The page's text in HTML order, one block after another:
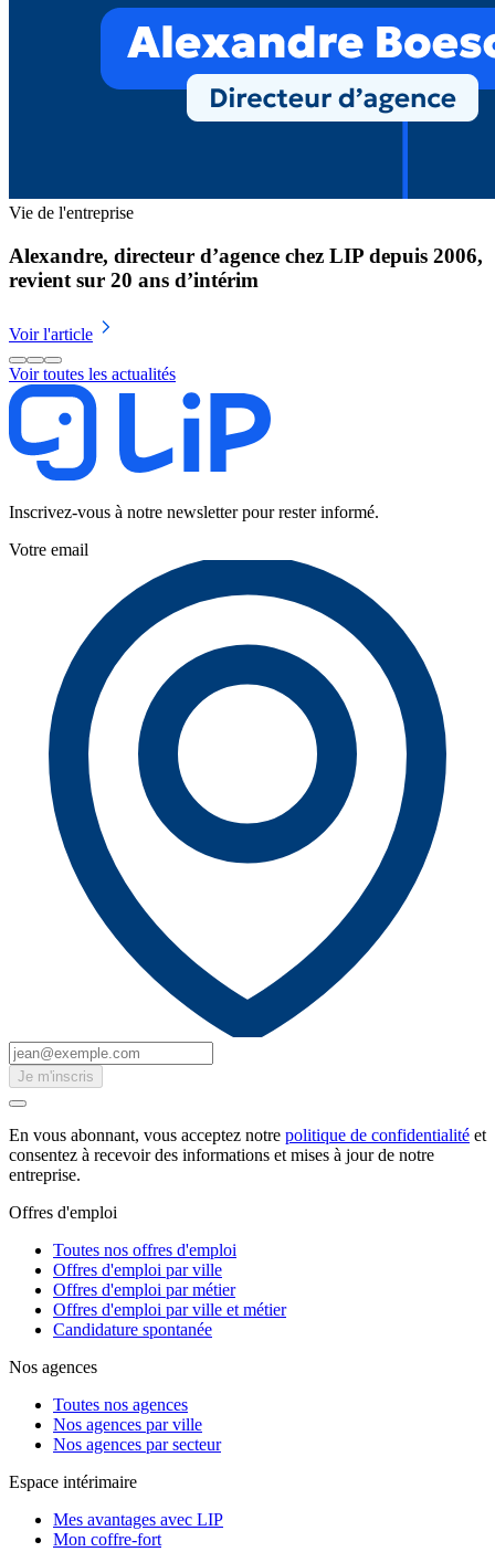
Vie de l'entreprise
Alexandre, directeur d’agence chez LIP depuis 2006,
revient sur 20 ans d’intérim
Voir l'article
Voir toutes les actualités
Inscrivez-vous à notre newsletter pour rester informé.
Votre email
Je m'inscris
En vous abonnant, vous acceptez notre politique de confidentialité et
consentez à recevoir des informations et mises à jour de notre
entreprise.
Offres d'emploi
Toutes nos offres d'emploi
Offres d'emploi par ville
Offres d'emploi par métier
Offres d'emploi par ville et métier
Candidature spontanée
Nos agences
Toutes nos agences
Nos agences par ville
Nos agences par secteur
Espace intérimaire
Mes avantages avec LIP
Mon coffre-fort